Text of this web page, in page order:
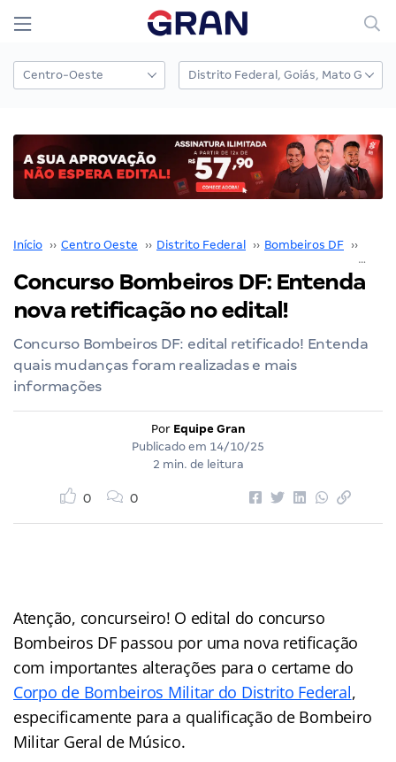
Início ›› Centro Oeste ›› Distrito Federal ›› Bombeiros DF ››
Concurso Bombeiros DF: Entenda
nova retificação no edital!
Concurso Bombeiros DF: edital retificado! Entenda
quais mudanças foram realizadas e mais
informações
Por Equipe Gran
Publicado em 14/10/25
2 min. de leitura
0 0
Atenção, concurseiro! O edital do concurso
Bombeiros DF passou por uma nova retificação
com importantes alterações para o certame do
Corpo de Bombeiros Militar do Distrito Federal,
especificamente para a qualificação de Bombeiro
Militar Geral de Músico.